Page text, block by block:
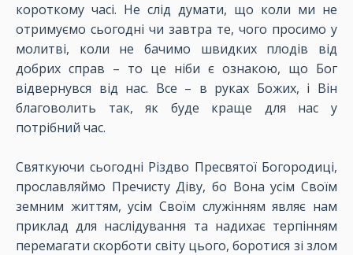
короткому часі. Не слід думати, що коли ми не
отримуємо сьогодні чи завтра те, чого просимо у
молитві, коли не бачимо швидких плодів від
добрих справ – то це ніби є ознакою, що Бог
відвернувся від нас. Все – в руках Божих, і Він
благоволить так, як буде краще для нас у
потрібний час.
Святкуючи сьогодні Різдво Пресвятої Богородиці,
прославляймо Пречисту Діву, бо Вона усім Своїм
земним життям, усім Своїм служінням являє нам
приклад для наслідування та надихає терпінням
перемагати скорботи світу цього, боротися зі злом